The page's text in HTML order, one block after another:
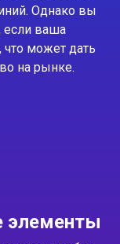
Однако вы
если ваша
что может дать
на рынке.
элементы